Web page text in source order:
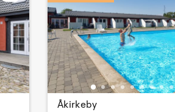
Åkirkeby